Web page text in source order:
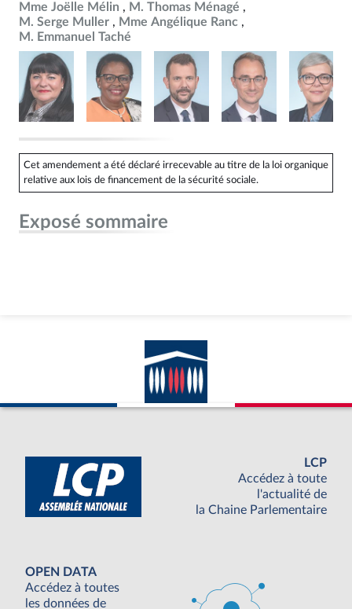
Mme Joëlle Mélin
M. Thomas Ménagé
M. Serge Muller
Mme Angélique Ranc
M. Emmanuel Taché
Cet amendement a été déclaré irrecevable au titre de la loi organique
relative aux lois de financement de la sécurité sociale.
Exposé sommaire
LCP
Accédez à toute
l'actualité de
la Chaine Parlementaire
OPEN DATA
Accédez à toutes
les données de